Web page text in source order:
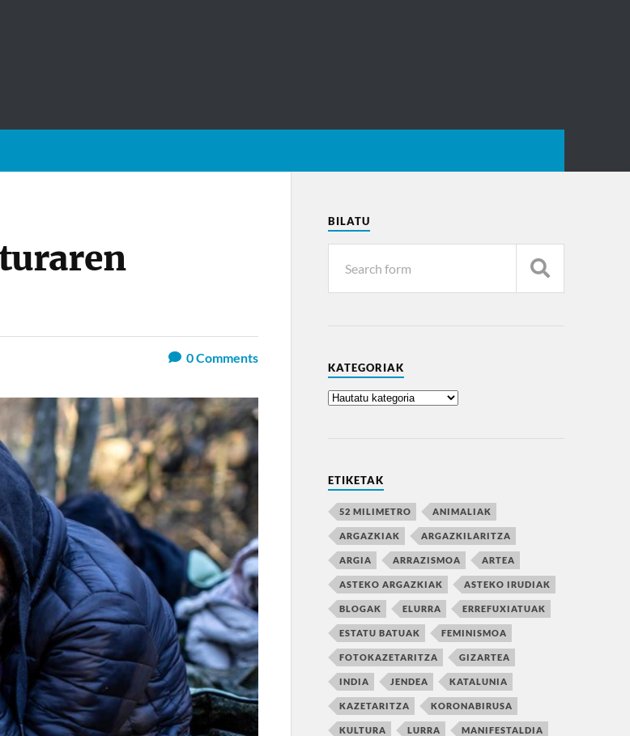
0Comments
BILATU
KATEGORIAK
ETIKETAK
52 MILIMETRO ANIMALIAK
ARGAZKIAK ARGAZKILARITZA
ARGIA ARRAZISMOA ARTEA
ASTEKO ARGAZKIAK ASTEKO IRUDIAK
BLOGAK ELURRA ERREFUXIATUAK
ESTATU BATUAK FEMINISMOA
FOTOKAZETARITZA GIZARTEA
INDIA JENDEA KATALUNIA
KAZETARITZA KORONABIRUSA
KULTURA LURRA MANIFESTALDIA